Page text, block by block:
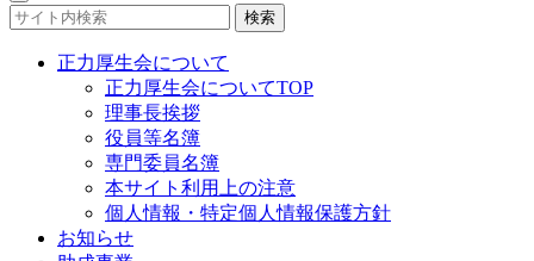
検索
正力厚生会について
正力厚生会についてTOP
理事長挨拶
役員等名簿
専門委員名簿
本サイト利用上の注意
個人情報・特定個人情報保護方針
お知らせ